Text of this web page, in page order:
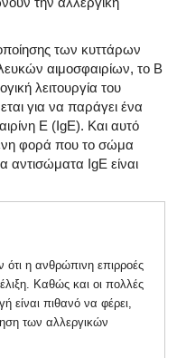
των κυττάρων
αιμοσφαιρίων, το Β
λειτουργία του
για να παράγει ένα
Ε (IgE). Και αυτό
φορά που το σώμα
αντισώματα IgE είναι
ότι η ανθρώπινη επιρροές
Καθώς και οι πολλές
είναι πιθανό να φέρει,
των αλλεργικών